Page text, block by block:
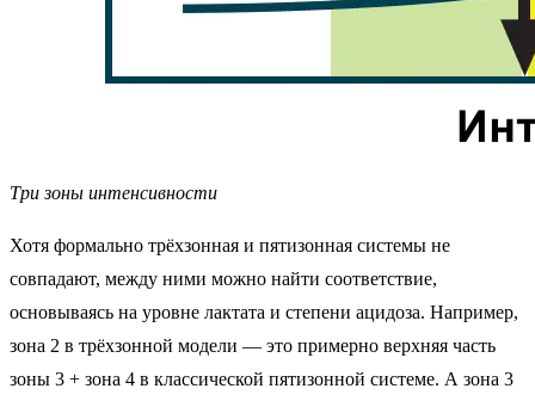
Три зоны интенсивности
Хотя формально трёхзонная и пятизонная системы не
совпадают, между ними можно найти соответствие,
основываясь на уровне лактата и степени ацидоза. Например,
зона 2 в трёхзонной модели — это примерно верхняя часть
зоны 3 + зона 4 в классической пятизонной системе. А зона 3